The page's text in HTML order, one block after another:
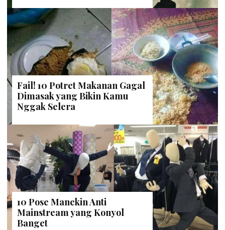
Fail! 10 Potret Makanan Gagal
Dimasak yang Bikin Kamu
Nggak Selera
10 Pose Manekin Anti
Mainstream yang Konyol
Banget